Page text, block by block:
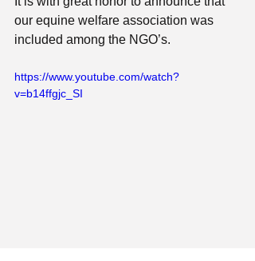
our equine welfare association was
included among the NGO’s.
https://www.youtube.com/watch?
v=b14ffgjc_SI